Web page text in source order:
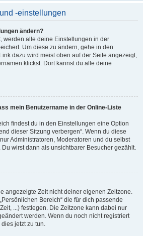
-einstellungen
ändern?
werden alle deine Einstellungen in der
Um diese zu ändern, gehe in den
dazu wird meist oben auf der Seite angezeigt,
klickst. Dort kannst du alle deine
mein Benutzername in der Online-Liste
findest du in den Einstellungen eine Option
dieser Sitzung verbergen“. Wenn du diese
Administratoren, Moderatoren und du selbst
wirst dann als unsichtbarer Besucher gezählt.
angezeigte Zeit nicht deiner eigenen Zeitzone.
Bereich“ die für dich passende
...) festlegen. Die Zeitzone kann dabei nur
werden. Wenn du noch nicht registriert
jetzt zu tun.